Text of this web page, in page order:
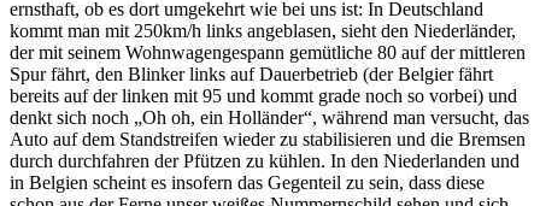
ernsthaft, ob es dort umgekehrt wie bei uns ist: In Deutschland
kommt man mit 250km/h links angeblasen, sieht den Niederländer,
der mit seinem Wohnwagengespann gemütliche 80 auf der mittleren
Spur fährt, den Blinker links auf Dauerbetrieb (der Belgier fährt
bereits auf der linken mit 95 und kommt grade noch so vorbei) und
denkt sich noch „Oh oh, ein Holländer“, während man versucht, das
Auto auf dem Standstreifen wieder zu stabilisieren und die Bremsen
durch durchfahren der Pfützen zu kühlen. In den Niederlanden und
in Belgien scheint es insofern das Gegenteil zu sein, dass diese